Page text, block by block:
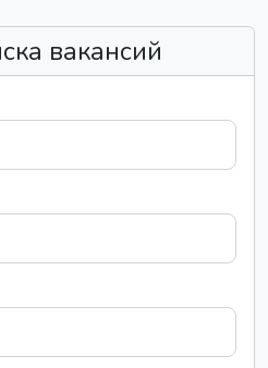
вакансий